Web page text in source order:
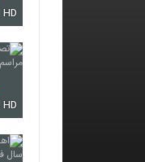
HD
HD